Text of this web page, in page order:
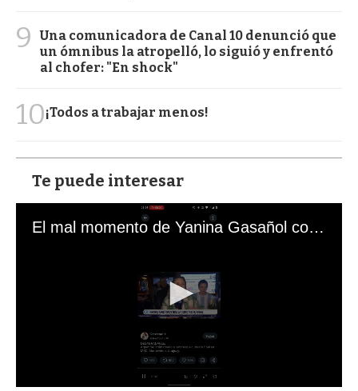
9
Una comunicadora de Canal 10 denunció que
un ómnibus la atropelló, lo siguió y enfrentó
al chofer: "En shock"
10¡Todos a trabajar menos!
Te puede interesar
El mal momento de Yanina Gasañol con un hincha argentino en "Subrayado"